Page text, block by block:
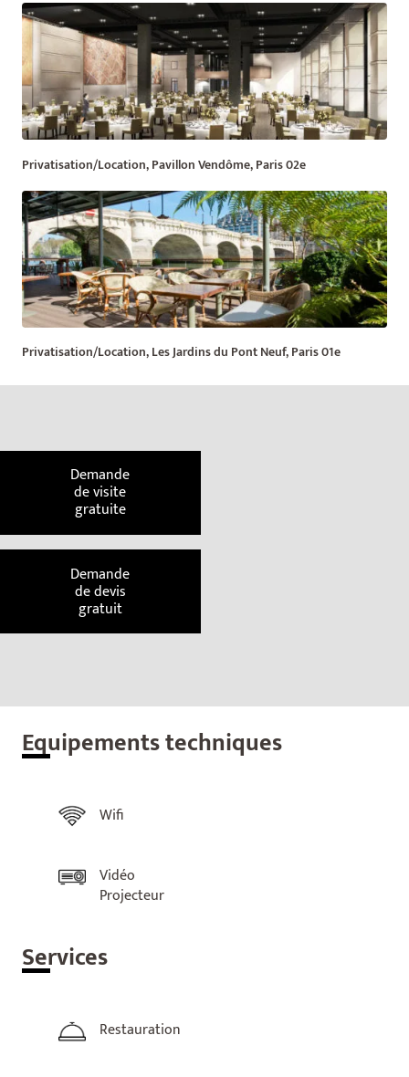
Privatisation/Location, Pavillon Vendôme, Paris 02e
Privatisation/Location, Les Jardins du Pont Neuf, Paris 01e
Demande
de visite
gratuite
Demande
de devis
gratuit
Equipements techniques
Wifi
Vidéo
Projecteur
Services
Restauration